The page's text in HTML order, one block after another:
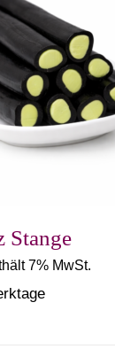
Stange
7% MwSt.